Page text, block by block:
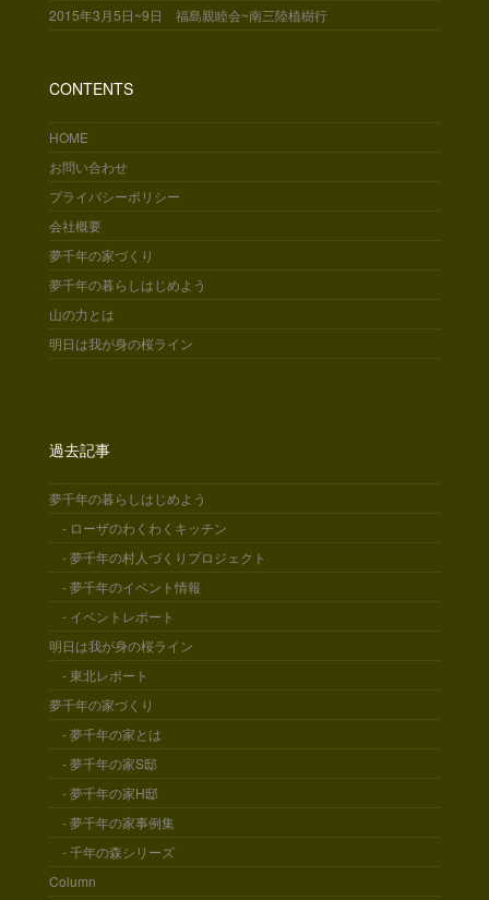
2015年3月5日~9日 福島親睦会~南三陸植樹行
CONTENTS
HOME
お問い合わせ
プライバシーポリシー
会社概要
夢千年の家づくり
夢千年の暮らしはじめよう
山の力とは
明日は我が身の桜ライン
過去記事
夢千年の暮らしはじめよう
- ローザのわくわくキッチン
- 夢千年の村人づくりプロジェクト
- 夢千年のイベント情報
- イベントレポート
明日は我が身の桜ライン
- 東北レポート
夢千年の家づくり
- 夢千年の家とは
- 夢千年の家S邸
- 夢千年の家H邸
- 夢千年の家事例集
- 千年の森シリーズ
Column